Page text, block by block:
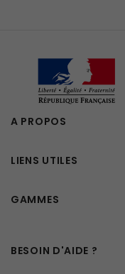
A PROPOS
LIENS UTILES
GAMMES
BESOIN D'AIDE ?